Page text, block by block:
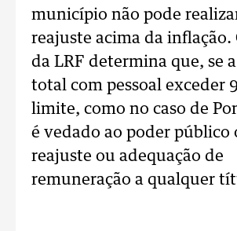
município não pode
reajuste acima da inflação.
da LRF determina que, se
total com pessoal exceder
limite, como no caso de
é vedado ao poder público
reajuste ou adequação de
remuneração a qualquer